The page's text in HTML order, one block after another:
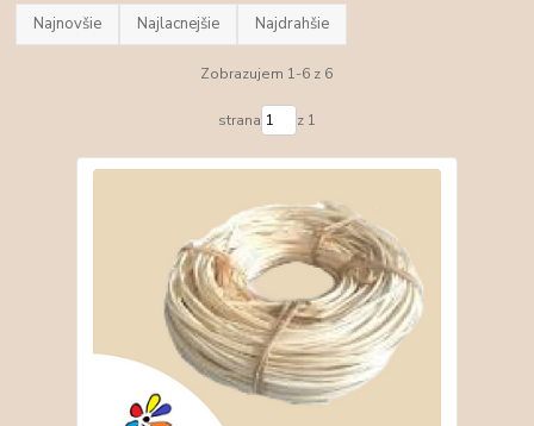
Najnovšie Najlacnejšie Najdrahšie
Zobrazujem 1-6 z 6
strana z 1